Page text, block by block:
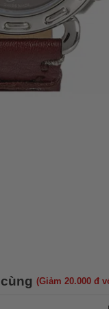
(Giảm 20.000 đ